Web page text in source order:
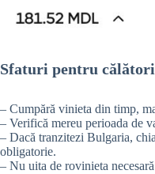
Sfaturi pentru călători
– Cumpără vinieta din timp,
– Verifică mereu perioada de
– Dacă tranzitezi Bulgaria,
obligatorie.
– Nu uita de rovinieta